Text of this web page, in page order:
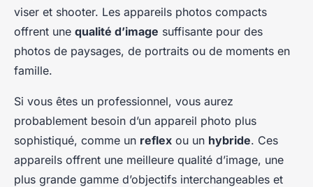
viser et shooter. Les appareils photos compacts
offrent une qualité d’image suffisante pour des
photos de paysages, de portraits ou de moments en
famille.
Si vous êtes un professionnel, vous aurez
probablement besoin d’un appareil photo plus
sophistiqué, comme un reflex ou un hybride. Ces
appareils offrent une meilleure qualité d’image, une
plus grande gamme d’objectifs interchangeables et